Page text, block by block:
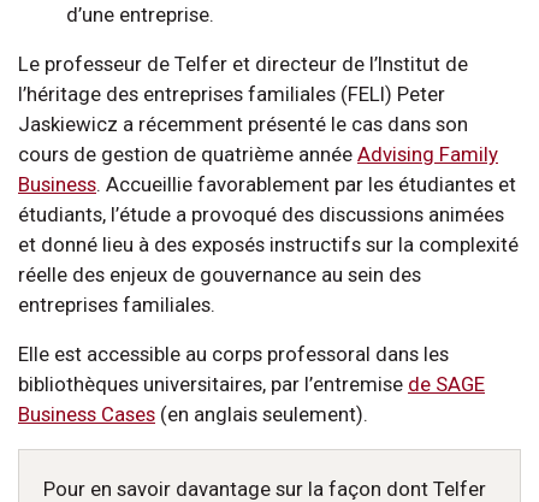
d’une entreprise.
Le professeur de Telfer et directeur de l’Institut de
l’héritage des entreprises familiales (FELI) Peter
Jaskiewicz a récemment présenté le cas dans son
cours de gestion de quatrième année Advising Family
Business. Accueillie favorablement par les étudiantes et
étudiants, l’étude a provoqué des discussions animées
et donné lieu à des exposés instructifs sur la complexité
réelle des enjeux de gouvernance au sein des
entreprises familiales.
Elle est accessible au corps professoral dans les
bibliothèques universitaires, par l’entremise de SAGE
Business Cases (en anglais seulement).
Pour en savoir davantage sur la façon dont Telfer